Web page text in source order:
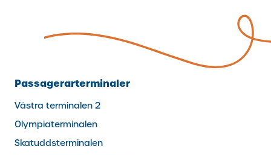
Passagerarterminaler
Västra terminalen 2
Olympiaterminalen
Skatuddsterminalen